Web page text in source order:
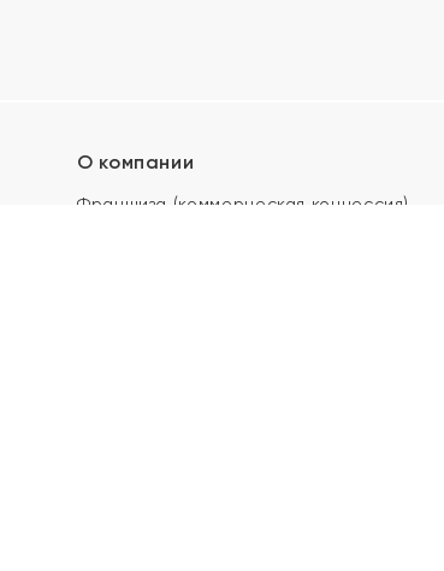
О компании
Франшиза (коммерческая концессия)